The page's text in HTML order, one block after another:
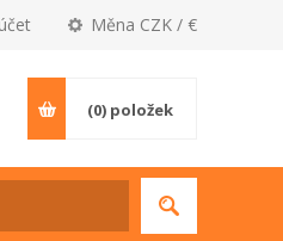
Měna CZK / €
(0) položek